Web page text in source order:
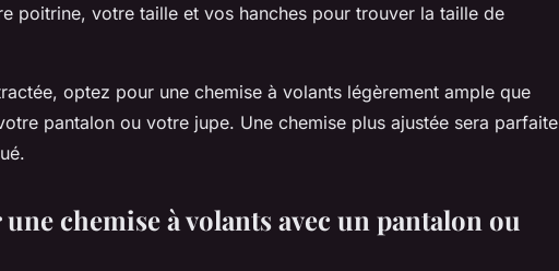
poitrine, votre taille et vos hanches pour trouver la taille de
optez pour une chemise à volants légèrement ample que
pantalon ou votre jupe. Une chemise plus ajustée sera parfaite
chemise à volants avec un pantalon ou